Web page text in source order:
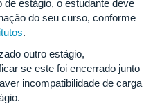
estágio, o estudante deve
do seu curso, conforme
.
outro estágio,
se este foi encerrado junto
incompatibilidade de carga